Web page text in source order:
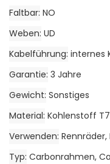
Faltbar NO
Weben UD
Kabelführung internes
Garantie 3 Jahre
Gewicht Sonstiges
Material Kohlenstoff
Verwenden
Typ Carbonrahmen,